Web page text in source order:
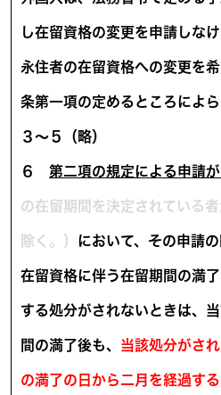
し在留資格の変更を申請しな
永住者の在留資格への変更を
条第一項の定めるところによら
３～５（略）
６ 第二項の規定による申請
の在留期間を決定されている
除く。） において、その申請
在留資格に伴う在留期間の満
する処分がされないときは、
間の満了後も、 当該処分がさ
の満了の日から二月を経過す